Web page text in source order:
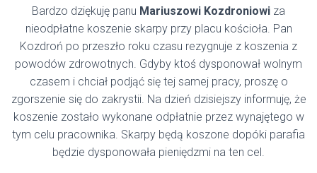
Bardzo dziękuję panu Mariuszowi Kozdroniowi za
nieodpłatne koszenie skarpy przy placu kościoła. Pan
Kozdroń po przeszło roku czasu rezygnuje z koszenia z
powodów zdrowotnych. Gdyby ktoś dysponował wolnym
czasem i chciał podjąć się tej samej pracy, proszę o
zgorszenie się do zakrystii. Na dzień dzisiejszy informuję, że
koszenie zostało wykonane odpłatnie przez wynajętego w
tym celu pracownika. Skarpy będą koszone dopóki parafia
będzie dysponowała pieniędzmi na ten cel.